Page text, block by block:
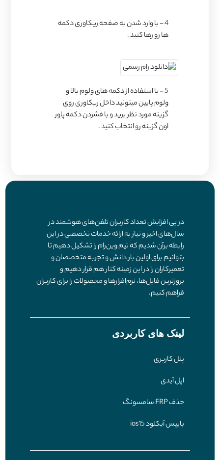
4 - با وارد شدن به صفحه ریکاوری دکمه
ها رو رها کنید .
5 - با استفاده از دکمه های ولوم بالا و
ولوم پایین میتونید داخل ریکاوری روی
گزینه مورد نظر برید و با فشردن دکمه پاور
اون گزینه رو انتخاب کنید .
در پی افزایش تعداد کاربران تلفن‌های هوشمند در
سال‌های اخیر و نیاز به ارائه خدمات تخصصی در این
رابطه برآن شدیم که تیم وین‌رام را تشکیل دهیم تا
بتوانیم برای اولین بار دانش و تجربه متخصصان و
تعمیرکاران را در این زمینه کنار هم قرار دهیم و
بروزترین فایل‌ها، نرم‌افزارها و محصولات را برای کاربران
فراهم کنیم.
لینک های کاربردی
پنل کاربری
اپل آیدی
حذف FRP سامسونگ
بایپس آیکلود ios15